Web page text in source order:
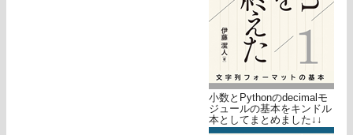
小数とPythonのdecimalモ
ジュールの基本をキンドル
本としてまとめました↓↓